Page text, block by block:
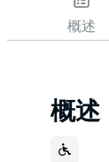
概述
概述